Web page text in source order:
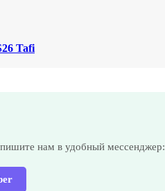
Tafi
нам в удобный мессенджер: